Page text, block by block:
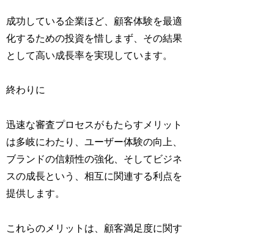
成功している企業ほど、顧客体験を最適
化するための投資を惜しまず、その結果
として高い成長率を実現しています。
終わりに
迅速な審査プロセスがもたらすメリット
は多岐にわたり、ユーザー体験の向上、
ブランドの信頼性の強化、そしてビジネ
スの成長という、相互に関連する利点を
提供します。
これらのメリットは、顧客満足度に関す